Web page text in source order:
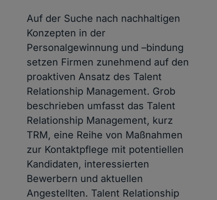
Auf der Suche nach nachhaltigen
Konzepten in der
Personalgewinnung und –bindung
setzen Firmen zunehmend auf den
proaktiven Ansatz des Talent
Relationship Management. Grob
beschrieben umfasst das Talent
Relationship Management, kurz
TRM, eine Reihe von Maßnahmen
zur Kontaktpflege mit potentiellen
Kandidaten, interessierten
Bewerbern und aktuellen
Angestellten. Talent Relationship